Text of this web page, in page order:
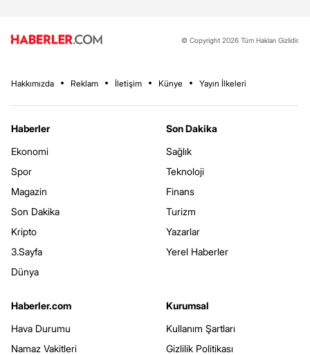
© Copyright 2026 Tüm Hakları Gizlidir.
Hakkımızda Reklam İletişim Künye Yayın İlkeleri
Haberler
Ekonomi
Spor
Magazin
Son Dakika
Kripto
3.Sayfa
Dünya
Son Dakika
Sağlık
Teknoloji
Finans
Turizm
Yazarlar
Yerel Haberler
Haberler.com
Hava Durumu
Namaz Vakitleri
Kurumsal
Kullanım Şartları
Gizlilik Politikası